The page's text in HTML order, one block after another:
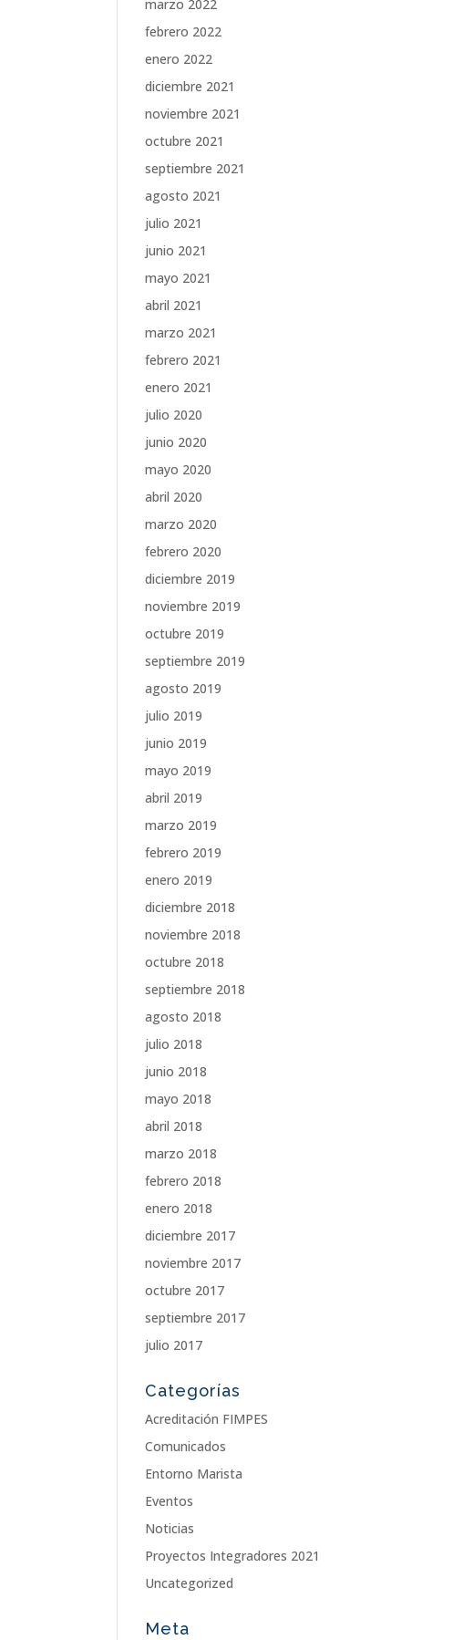
marzo 2022
febrero 2022
enero 2022
diciembre 2021
noviembre 2021
octubre 2021
septiembre 2021
agosto 2021
julio 2021
junio 2021
mayo 2021
abril 2021
marzo 2021
febrero 2021
enero 2021
julio 2020
junio 2020
mayo 2020
abril 2020
marzo 2020
febrero 2020
diciembre 2019
noviembre 2019
octubre 2019
septiembre 2019
agosto 2019
julio 2019
junio 2019
mayo 2019
abril 2019
marzo 2019
febrero 2019
enero 2019
diciembre 2018
noviembre 2018
octubre 2018
septiembre 2018
agosto 2018
julio 2018
junio 2018
mayo 2018
abril 2018
marzo 2018
febrero 2018
enero 2018
diciembre 2017
noviembre 2017
octubre 2017
septiembre 2017
julio 2017
Categorías
Acreditación FIMPES
Comunicados
Entorno Marista
Eventos
Noticias
Proyectos Integradores 2021
Uncategorized
Meta